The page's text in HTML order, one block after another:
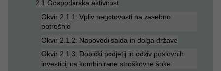
2.1 Gospodarska aktivnost
Okvir 2.1.1: Vpliv negotovosti na zasebno
potrošnjo
Okvir 2.1.2: Napovedi salda in dolga države
Okvir 2.1.3: Dobički podjetij in odziv poslovnih
investicij na kombinirane stroškovne šoke